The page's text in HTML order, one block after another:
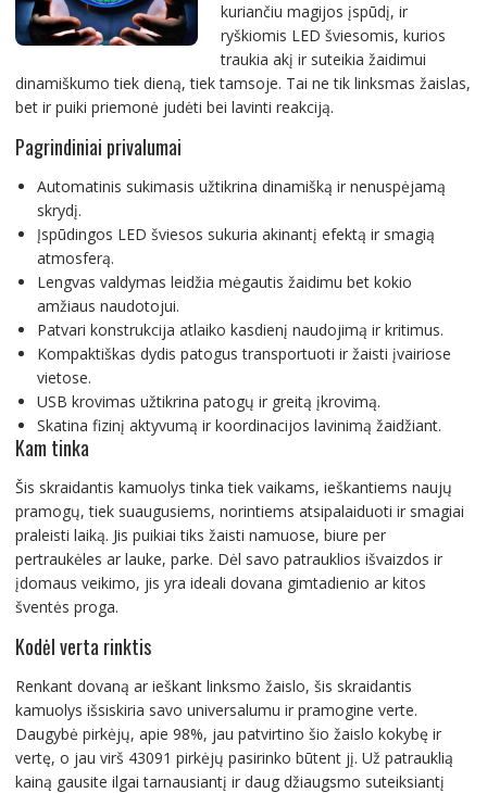
kuriančiu magijos įspūdį, ir
ryškiomis LED šviesomis, kurios
traukia akį ir suteikia žaidimui
dinamiškumo tiek dieną, tiek tamsoje. Tai ne tik linksmas žaislas,
bet ir puiki priemonė judėti bei lavinti reakciją.
Pagrindiniai privalumai
Automatinis sukimasis užtikrina dinamišką ir nenuspėjamą
skrydį.
Įspūdingos LED šviesos sukuria akinantį efektą ir smagią
atmosferą.
Lengvas valdymas leidžia mėgautis žaidimu bet kokio
amžiaus naudotojui.
Patvari konstrukcija atlaiko kasdienį naudojimą ir kritimus.
Kompaktiškas dydis patogus transportuoti ir žaisti įvairiose
vietose.
USB krovimas užtikrina patogų ir greitą įkrovimą.
Skatina fizinį aktyvumą ir koordinacijos lavinimą žaidžiant.
Kam tinka
Šis skraidantis kamuolys tinka tiek vaikams, ieškantiems naujų
pramogų, tiek suaugusiems, norintiems atsipalaiduoti ir smagiai
praleisti laiką. Jis puikiai tiks žaisti namuose, biure per
pertraukėles ar lauke, parke. Dėl savo patrauklios išvaizdos ir
įdomaus veikimo, jis yra ideali dovana gimtadienio ar kitos
šventės proga.
Kodėl verta rinktis
Renkant dovaną ar ieškant linksmo žaislo, šis skraidantis
kamuolys išsiskiria savo universalumu ir pramogine verte.
Daugybė pirkėjų, apie 98%, jau patvirtino šio žaislo kokybę ir
vertę, o jau virš 43091 pirkėjų pasirinko būtent jį. Už patrauklią
kainą gausite ilgai tarnausiantį ir daug džiaugsmo suteiksiantį